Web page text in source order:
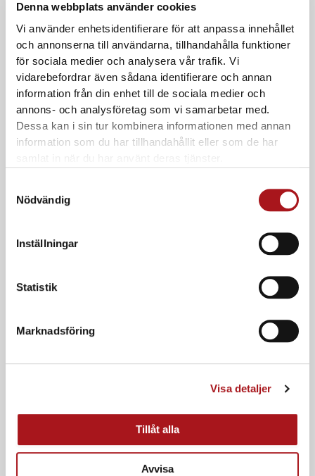
Denna webbplats använder cookies
Vi använder enhetsidentifierare för att anpassa innehållet
och annonserna till användarna, tillhandahålla funktioner
för sociala medier och analysera vår trafik. Vi
vidarebefordrar även sådana identifierare och annan
information från din enhet till de sociala medier och
annons- och analysföretag som vi samarbetar med.
Dessa kan i sin tur kombinera informationen med annan
information som du har tillhandahållit eller som de har
Nödvändig
Inställningar
Statistik
Marknadsföring
Visa detaljer
Tillåt alla
Avvisa
Ambu HLR-dockor – junior och baby
Ambu Junior
I lager
Ord. pris:11.458,75krink. moms
Ambu Junior Head Bags 100-pack
Ord. pris:1.493,75krink. moms